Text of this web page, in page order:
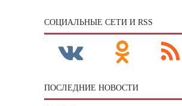
CОЦИАЛЬНЫЕ СЕТИ И RSS
ПОСЛЕДНИЕ НОВОСТИ